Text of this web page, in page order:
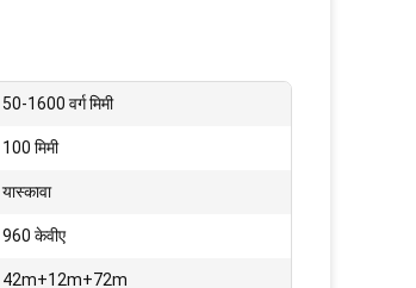
50-1600 वर्ग मिमी
100 मिमी
यास्कावा
960 केवीए
42m+12m+72m